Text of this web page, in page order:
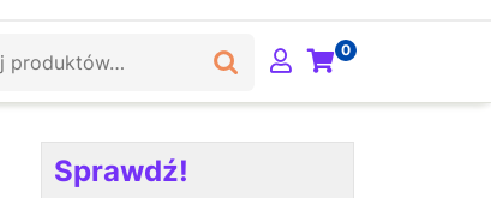
0
Sprawdź!